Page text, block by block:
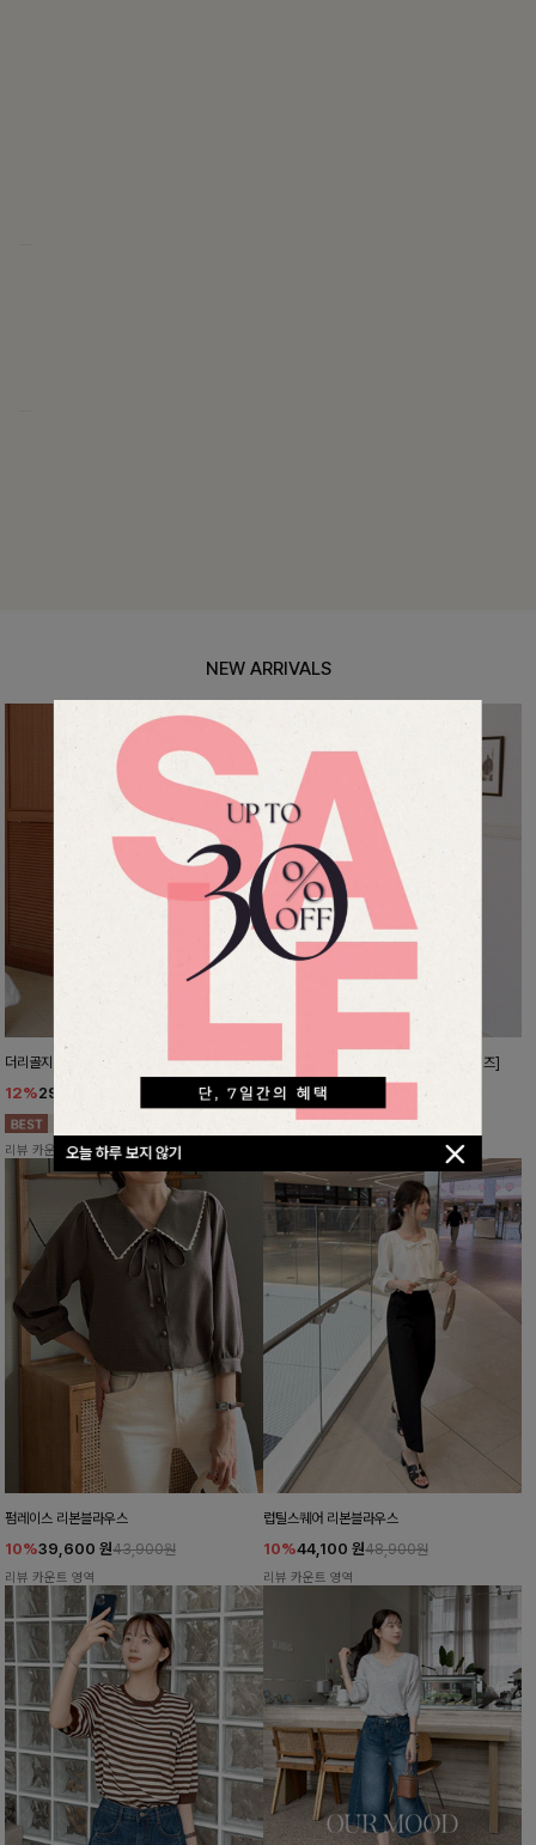
오늘 하루 보지 않기
NEW ARRIVALS
더리골지 카라니트
12%29,900
리뷰 카운트 영역
강력한편안함 와이드슬랙스[FREE,L사이즈]
10% 37,800
리뷰 카운트 영역
펌레이스 리본블라우스
10%39,600 원43,900원
리뷰 카운트 영역
럽틸스퀘어 리본블라우스
10%44,100 원48,900원
리뷰 카운트 영역